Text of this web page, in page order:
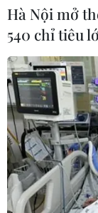
#Người tị nạn
Nga
Theo dõi
Hà Nội mở
540 chỉ tiêu